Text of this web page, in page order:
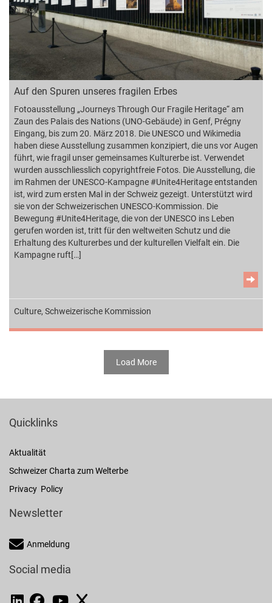
Auf den Spuren unseres fragilen Erbes
Fotoausstellung „Journeys Through Our Fragile Heritage“ am
Zaun des Palais des Nations (UNO-Gebäude) in Genf, Prégny
Eingang, bis zum 20. März 2018. Die UNESCO und Wikimedia
haben diese Ausstellung zusammen konzipiert, die uns vor Augen
führt, wie fragil unser gemeinsames Kulturerbe ist. Verwendet
wurden ausschliesslich copyrightfreie Fotos. Die Ausstellung, die
im Rahmen der UNESCO-Kampagne #Unite4Heritage entstanden
ist, wird zum ersten Mal in der Schweiz gezeigt. Unterstützt wird
sie von der Schweizerischen UNESCO-Kommission. Die
Bewegung #Unite4Heritage, die von der UNESCO ins Leben
gerufen worden ist, tritt für den weltweiten Schutz und die
Erhaltung des Kulturerbes und der kulturellen Vielfalt ein. Die
Kampagne ruft[…]
Culture, Schweizerische Kommission
Load More
Quicklinks
Aktualität
Schweizer Charta zum Welterbe
Privacy Policy
Newsletter
Anmeldung
Social media